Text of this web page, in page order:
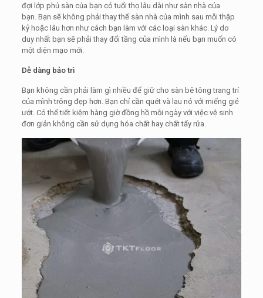
đợi lớp phủ sàn của bạn có tuổi thọ lâu dài như sàn nhà của
bạn. Bạn sẽ không phải thay thế sàn nhà của mình sau mỗi thập
kỷ hoặc lâu hơn như cách bạn làm với các loại sàn khác. Lý do
duy nhất bạn sẽ phải thay đổi tầng của mình là nếu bạn muốn có
một diện mạo mới.
Dễ dàng bảo trì
Bạn không cần phải làm gì nhiều để giữ cho sàn bê tông trang trí
của mình trông đẹp hơn. Bạn chỉ cần quét và lau nó với miếng giẻ
ướt. Có thể tiết kiệm hàng giờ đồng hồ mỗi ngày với việc vệ sinh
đơn giản không cần sử dụng hóa chất hay chất tẩy rửa.